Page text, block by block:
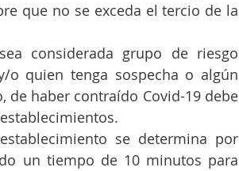
que no se exceda el tercio de la
considerada grupo de riesgo
o quien tenga sospecha o algún
de haber contraído Covid-19 debe
se determina por
un tiempo de 10 minutos para